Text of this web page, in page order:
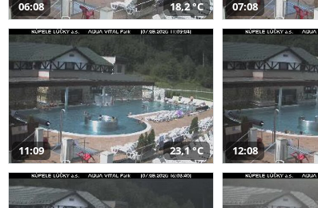
06:08 18,2 °C 07:08
11:09 23,1 °C 12:08